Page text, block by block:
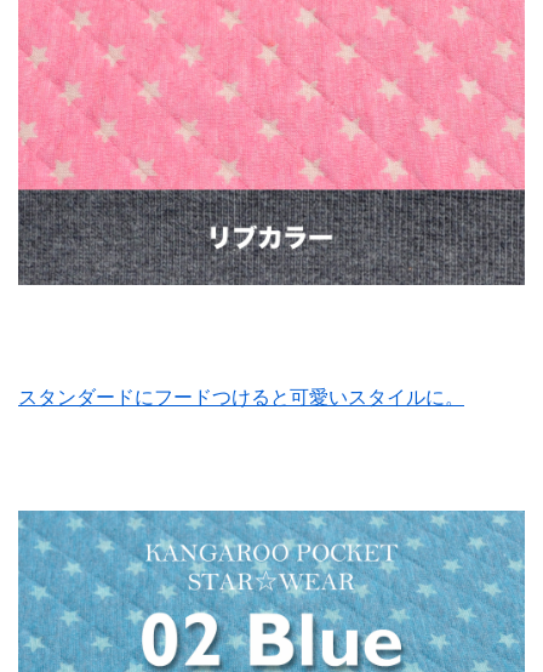
スタンダードにフードつけると可愛いスタイルに。